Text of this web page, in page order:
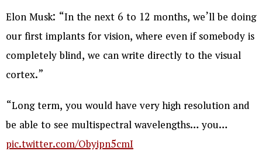
Elon Musk: “In the next 6 to 12 months, we’ll be doing
our first implants for vision, where even if somebody is
completely blind, we can write directly to the visual
cortex.”
“Long term, you would have very high resolution and
be able to see multispectral wavelengths… you…
pic.twitter.com/Obyipn5cmI